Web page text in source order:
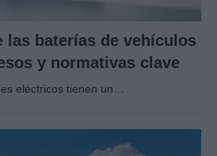
las baterías de vehículos
y normativas clave
eléctricos tienen un…